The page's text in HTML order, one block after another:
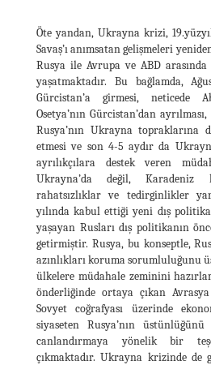
Öte yandan, Ukrayna krizi,
Savaş’ı anımsatan gelişmeleri
Rusya ile Avrupa ve ABD
yaşatmaktadır. Bu bağlamda,
Gürcistan’a girmesi, neticede
Osetya’nın Gürcistan’dan
Rusya’nın Ukrayna topraklarına
etmesi ve son 4-5 aydır da
ayrılıkçılara destek veren
Ukrayna’da değil, Karadeniz
rahatsızlıklar ve tedirginlikler
yılında kabul ettiği yeni dış
yaşayan Rusları dış politikanın
getirmiştir. Rusya, bu konseptle,
azınlıkları koruma sorumluluğunu
ülkelere müdahale zeminini
önderliğinde ortaya çıkan
Sovyet coğrafyası üzerinde
siyaseten Rusya’nın
canlandırmaya yönelik bir
çıkmaktadır. Ukrayna krizinde de